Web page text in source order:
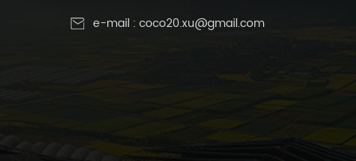
e-mail : coco20.xu@gmail.com